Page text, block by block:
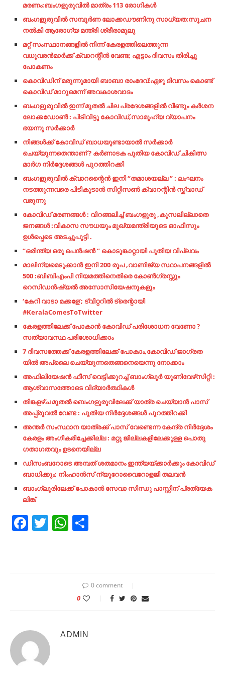
മരണം:ബംഗളുരുവിൽ മാത്രം 113 രോഗികൾ
ബംഗളുരുവിൽ സമ്പൂർണ ലോക്കഡൗണിനു സാധ്യത:സൂചന
നൽകി ആരോഗ്യ മന്ത്രി ശ്രീരാമുലു
മറ്റ് സംസ്ഥാനങ്ങളില്‍ നിന്ന് കേരളത്തിലെത്തുന്ന
വധൂവരന്‍മാര്‍ക്ക് ക്വാറന്റീന്‍ വേണ്ട; എട്ടാം ദിവസം തിരിച്ചു
പോകണം
കൊവിഡിന് മരുന്നുമായി ബാബാ രാംദേവ്:ഏഴു ദിവസം കൊണ്ട്
കൊവിഡ് മാറുമെന്ന് അവകാശവാദം
ബംഗളുരുവിൽ ഇന്ന് മുതൽ ചില പ്രദേശങ്ങളിൽ വീണ്ടും കർശന
ലോക്കഡോൺ : പിടിവിട്ടു കോവിഡ്,സാമൂഹ്യ വ്യാപനം
ഭയന്നു സർക്കാർ
നിങ്ങൾക്ക് കോവിഡ് ബാധയുണ്ടായാൽ സർക്കാർ
ചെയ്യുന്നതെന്താണ് ? കർണാടക പുതിയ കോവിഡ് ചികിത്സ
മാർഗ നിർദ്ദേശങ്ങൾ പുറത്തിറക്കി
ബംഗളുരുവിൽ ക്വാറന്റൈൻ ഇനി “തമാശയല്ല ” : ലംഘനം
നടത്തുന്നവരെ പിടികൂടാൻ സിറ്റിസൺ ക്വാറന്റിൻ സ്ക്വാഡ്
വരുന്നു
കോവിഡ് മരണങ്ങൾ : വിറങ്ങലിച്ച് ബംഗളുരു ,കൂസലില്ലാതെ
ജനങ്ങൾ :വികാസ സൗധയും മുഖ്യമന്ത്രിയുടെ ഓഫീസും
ഉൾപ്പെടെ അടച്ചുപൂട്ടി .
“ഒരിന്ത്യ ഒരു പെൻഷൻ ” കൊടുങ്കാറ്റായി പുതിയ വിപ്ലവം
മാലിന്യമെടുക്കാൻ ഇനി 200 രൂപ ,വാണിജ്യ സ്ഥാപനങ്ങളിൽ
500 :ബിബിഎംപി നിയമത്തിനെതിരെ കോൺഗ്രസ്സും
റെസിഡൻഷ്യൽ അസോസിയേഷനുകളും
‘കേറി വാടാ മക്കളേ’; ട്വിറ്ററില്‍ ട്രെന്റായി
#KeralaComesToTwitter
കേരളത്തിലേക്ക് പോകാൻ കോവിഡ് പരിശോധന വേണോ ?
സത്യാവസ്ഥ പരിശോധിക്കാം
7 ദിവസത്തേക്ക് കേരളത്തിലേക്ക് പോകാം,കോവിഡ് ജാഗ്രത
യിൽ അപ്ലൈ ചെയ്യുന്നതെങ്ങനെയെന്നു നോക്കാം
അഫിലിയേഷൻ ഫീസ് വെട്ടിക്കുറച്ച് ബാംഗ്ലൂർ യൂണിവേഴ്‌സിറ്റി :
ആശ്വാസത്തോടെ വിദ്യാർത്ഥികൾ
തിങ്കളഴ്ച മുതൽ ബെംഗളുരുവിലേക്ക് യാത്ര ചെയ്യാൻ പാസ്
അപ്പ്രൂവൽ വേണ്ട : പുതിയ നിർദ്ദേശങ്ങൾ പുറത്തിറക്കി
അന്തര്‍ സംസ്ഥാന യാത്രക്ക് പാസ് വേണ്ടെന്ന കേന്ദ്ര നിര്‍ദ്ദേശം
കേരളം അംഗീകരിച്ചേക്കില്ല : മറ്റു ജില്ലകളിലേക്കുള്ള പൊതു
ഗതാഗതവും ഉടനെയില്ല
ഡിസംബറോടെ അമ്പത് ശതമാനം ഇന്ത്യയ്ക്കാര്‍ക്കും കോവിഡ്
ബാധിക്കും; നിംഹാന്‍സ് ന്യൂറോവൈറോളജി തലവന്‍
ബാംഗ്ലൂരിലേക്ക് പോകാൻ സേവാ സിന്ധു പാസ്സിന് പ്രത്യേക
ലിങ്ക്
Facebook
TwitterWhatsApp
0 comment
0
ADMIN